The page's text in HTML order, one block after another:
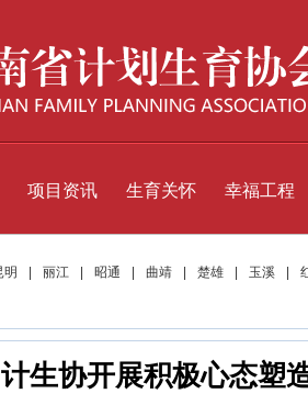
项目资讯 生育关怀 幸福工程
明 丽江 昭通 曲靖 楚雄 玉溪
生协开展积极心态塑